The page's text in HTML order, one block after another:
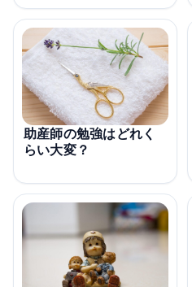
助産師の勉強はどれく
らい大変？